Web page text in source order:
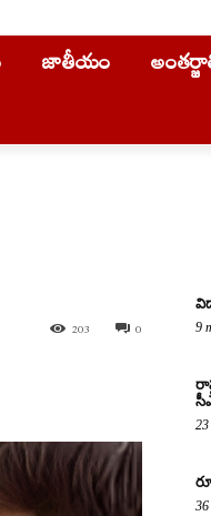
జాతీయం
0
203 9
23
36